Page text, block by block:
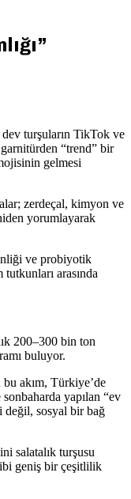
turşuların TikTok ve
“trend” bir
gelmesi
zerdeçal, kimyon ve
yorumlayarak
ve probiyotik
arasında
200–300 bin ton
buluyor.
akım, Türkiye’de
yapılan “ev
değil, sosyal bir bağ
salatalık turşusu
geniş bir çeşitlilik